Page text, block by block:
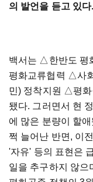
의 발언을 듣고 있
백서는 △한반도 평
평화교류협력 △사
민) 정착지원 △평화
됐다. 그러면서 현
에 많은 분량이 할
쩍 늘어난 반면, 이
'자유' 등의 표현은
일을 추구하지 않으